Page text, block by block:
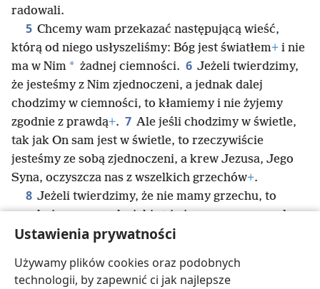
Ustawienia prywatności
Używamy plików cookies oraz podobnych
technologii, by zapewnić ci jak najlepsze
radowali.
5 Chcemy wam przekazać następującą wieść,
którą od niego usłyszeliśmy: Bóg jest światłem+ i nie
ma w Nim * żadnej ciemności. 6 Jeżeli twierdzimy,
że jesteśmy z Nim zjednoczeni, a jednak dalej
chodzimy w ciemności, to kłamiemy i nie żyjemy
zgodnie z prawdą+. 7 Ale jeśli chodzimy w świetle,
tak jak On sam jest w świetle, to rzeczywiście
jesteśmy ze sobą zjednoczeni, a krew Jezusa, Jego
Syna, oczyszcza nas z wszelkich grzechów+.
8 Jeżeli twierdzimy, że nie mamy grzechu, to
oszukujemy samych siebie+i nie ma w nas prawdy.
9 Jeśli wyznajemy swoje grzechy, to Bóg nam je
jest wierny i prawy. 10 Jeżeli twierdzimy, że nie